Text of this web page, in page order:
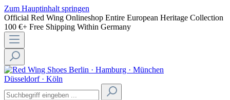
Zum Hauptinhalt springen
Official Red Wing Onlineshop Entire European Heritage Collection
100 €+ Free Shipping Within Germany
Berlin · Hamburg · München
Düsseldorf · Köln